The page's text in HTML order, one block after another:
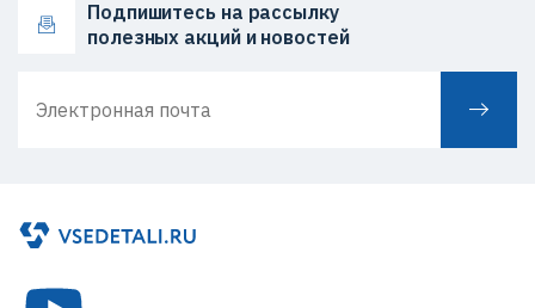
Подпишитесь на рассылку
полезных акций и новостей